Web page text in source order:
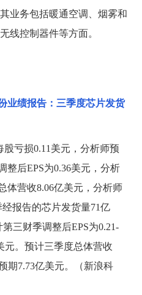
业务包括暖通空调、烟雾和
线控制器件等方面。
业绩报告：三季度芯片发货
股亏损0.11美元，分析师预
整后EPS为0.36美元，分析
体营收8.06亿美元，分析师
报告的芯片发货量71亿
三财季调整后EPS为0.21-
元。预计三季度总体营收
期7.73亿美元。（新浪科